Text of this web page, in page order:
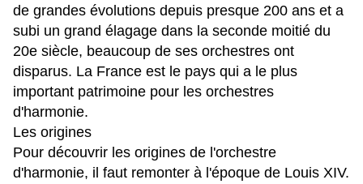
de grandes évolutions depuis presque 200 ans et a
subi un grand élagage dans la seconde moitié du
20e siècle, beaucoup de ses orchestres ont
disparus. La France est le pays qui a le plus
important patrimoine pour les orchestres
d'harmonie.
Les origines
Pour découvrir les origines de l'orchestre
d'harmonie, il faut remonter à l'époque de Louis XIV.